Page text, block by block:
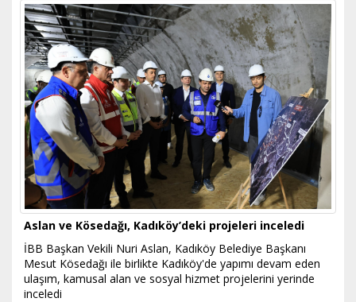
Aslan ve Kösedağı, Kadıköy’deki projeleri inceledi
İBB Başkan Vekili Nuri Aslan, Kadıköy Belediye Başkanı
Mesut Kösedağı ile birlikte Kadıköy'de yapımı devam eden
ulaşım, kamusal alan ve sosyal hizmet projelerini yerinde
inceledi